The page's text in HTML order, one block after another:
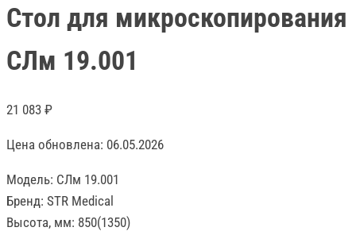
Стол для микроскопирования
СЛм 19.001
21 083 ₽
Цена обновлена: 06.05.2026
Модель: СЛм 19.001
Бренд: STR Medical
Высота, мм: 850(1350)